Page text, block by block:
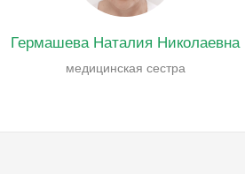
Гермашева Наталия Николаевна
медицинская сестра